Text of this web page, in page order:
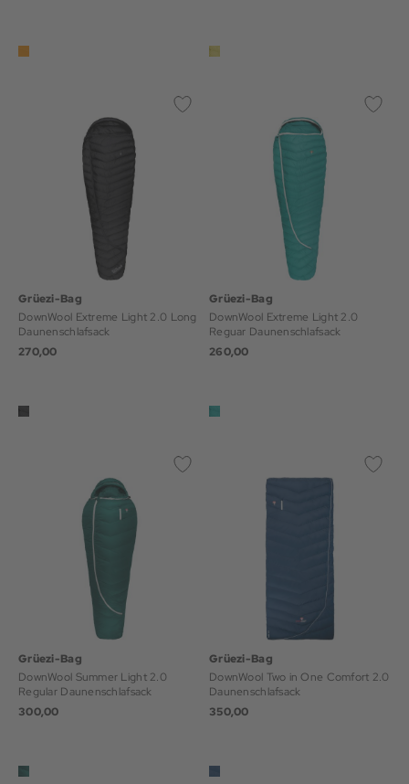
Grüezi-Bag
DownWool Extreme Light 2.0 Long
Daunenschlafsack
270,00
Grüezi-Bag
DownWool Extreme Light 2.0
Reguar Daunenschlafsack
260,00
Grüezi-Bag
DownWool Summer Light 2.0
Regular Daunenschlafsack
300,00
Grüezi-Bag
DownWool Two in One Comfort 2.0
Daunenschlafsack
350,00